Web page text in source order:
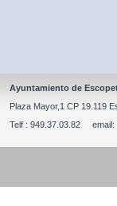
Ayuntamiento de
Plaza Mayor,1 CP 19.119
Telf : 949.37.03.82 email: